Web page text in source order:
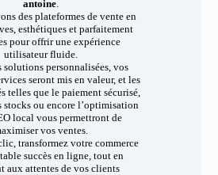
antoine.
des plateformes de vente en
esthétiques et parfaitement
pour offrir une expérience
utilisateur fluide.
solutions personnalisées, vos
seront mis en valeur, et les
telles que le paiement sécurisé,
stocks ou encore l’optimisation
local vous permettront de
vos ventes.
transformez votre commerce
succès en ligne, tout en
aux attentes de vos clients